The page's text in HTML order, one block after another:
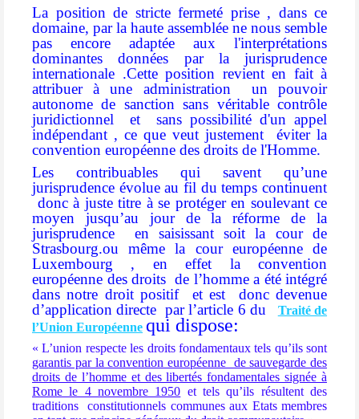
La position de stricte fermeté prise , dans ce
domaine, par la haute assemblée ne nous semble
pas encore adaptée aux l'interprétations
dominantes données par la jurisprudence
internationale .Cette position revient en fait à
attribuer à une administration
un pouvoir
autonome de sanction sans véritable contrôle
juridictionnel
et sans possibilité d'un appel
indépendant , ce que veut justement
éviter la
convention européenne des droits de l'Homme.
Les contribuables qui savent qu’une
jurisprudence évolue au fil du temps continuent
donc à juste titre à se protéger en soulevant ce
moyen jusqu’au jour de la réforme de la
jurisprudence en saisissant soit la cour de
Strasbourg.ou même la cour européenne de
Luxembourg , en effet la convention
européenne des droits de l’homme a été intégré
dans notre droit positif
et est
donc devenue
d’application directe par l’article 6 du
Traité de
l’Union Européenne qui dispose:
« L’union respecte les droits fondamentaux tels qu’ils sont
garantis par la convention européenne de sauvegarde des
droits de l’homme et des libertés fondamentales signée à
Rome le 4 novembre 1950 et tels qu’ils résultent des
traditions constitutionnels communes aux Etats membres